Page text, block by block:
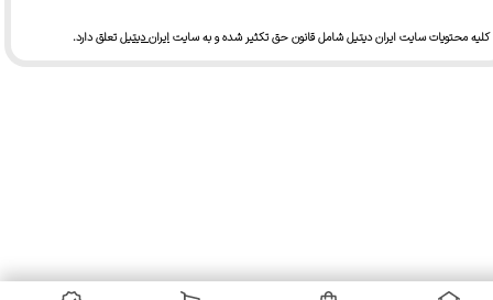
محتویات سایت ایران دیتیل شامل قانون حق تکثیر شده و به سایتایران دیتیلتعلق دارد.​​​​​​​